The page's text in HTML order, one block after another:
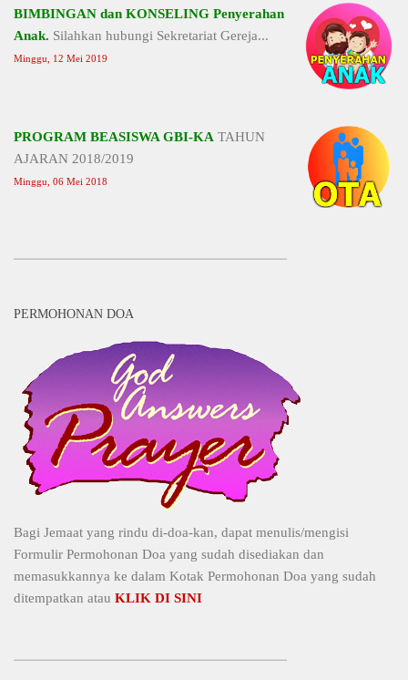
BIMBINGAN dan KONSELING Penyerahan
Anak. Silahkan hubungi Sekretariat Gereja...
Minggu, 12 Mei 2019
PROGRAM BEASISWA GBI-KA TAHUN
AJARAN 2018/2019
Minggu, 06 Mei 2018
PERMOHONAN DOA
Bagi Jemaat yang rindu di-doa-kan, dapat menulis/mengisi
Formulir Permohonan Doa yang sudah disediakan dan
memasukkannya ke dalam Kotak Permohonan Doa yang sudah
ditempatkan atau KLIK DI SINI